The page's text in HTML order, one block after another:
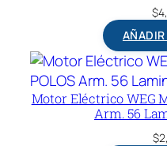
$
AÑADIR
Motor Eléctrico WEG
Arm. 56
$